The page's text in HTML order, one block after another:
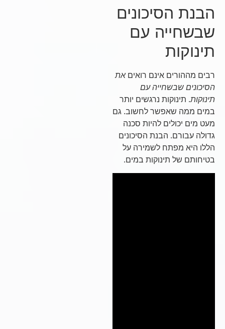
הבנת הסיכונים
שבשחייה עם
תינוקות
רבים מההורים אינם רואיםאת
הסיכונים שבשחייה עם
תינוקות. תינוקות נרגשים יותר
במים ממה שאפשר לחשוב. גם
מעט מים יכולים להיות סכנה
גדולה עבורם. הבנת הסיכונים
הללו היא מפתח לשמירה על
בטיחותם של תינוקות במים.